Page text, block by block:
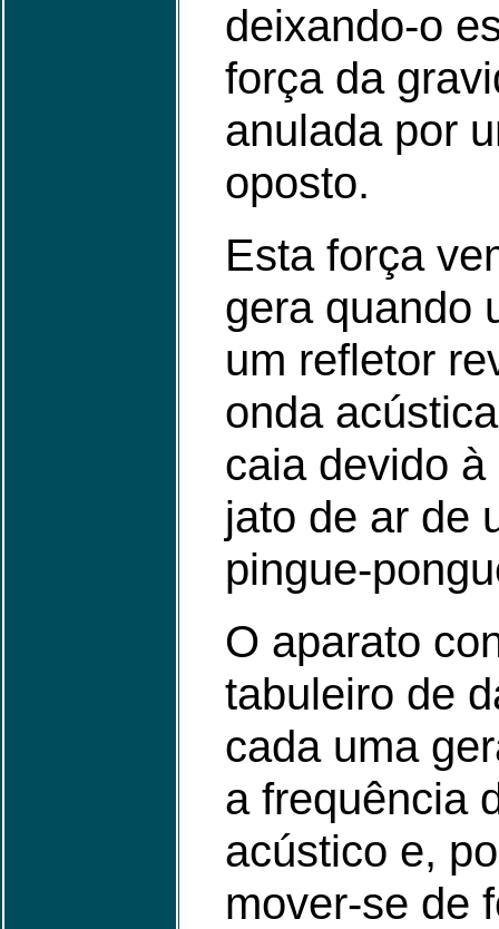
deixando-o
força da
anulada por
oposto.
Esta força
gera quando
um refletor
onda
caia devido
jato de ar de
pingue-
O aparato
tabuleiro de
cada uma
a frequência
acústico e,
mover-se de